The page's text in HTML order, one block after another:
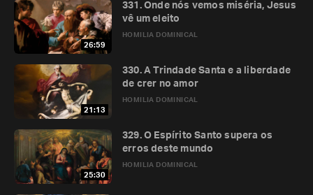
26:59
HOMILIA DOMINICAL
331. Onde nós vemos miséria, Jesus
vê um eleito
21:13
HOMILIA DOMINICAL
330. A Trindade Santa e a liberdade
de crer no amor
25:30
HOMILIA DOMINICAL
329. O Espírito Santo supera os
erros deste mundo